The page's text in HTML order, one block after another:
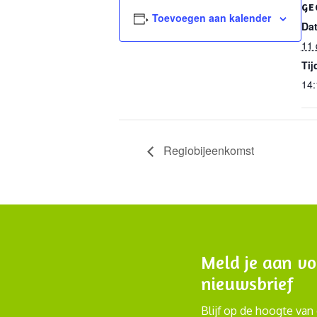
Toevoegen aan kalender
11
Regiobijeenkomst
Meld je aan
nieuwsbrief
Blijf op de hoogte van